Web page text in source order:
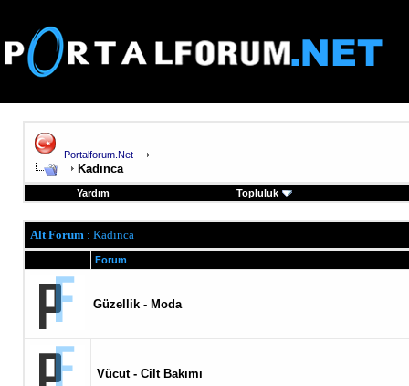
Portalforum.Net
Kadınca
Yardım Topluluk
Alt Forum : Kadınca
Forum
Güzellik - Moda
Vücut - Cilt Bakımı